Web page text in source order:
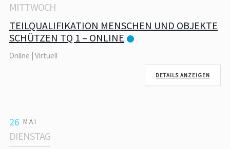
MITTWOCH
TEILQUALIFIKATION MENSCHEN UND OBJEKTE
SCHÜTZEN TQ 1 – ONLINE
Online | Virtuell
DETAILS ANZEIGEN
26 MAI
DIENSTAG